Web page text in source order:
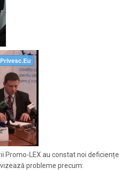
Promo-LEX au constat noi deficiențe
probleme precum: